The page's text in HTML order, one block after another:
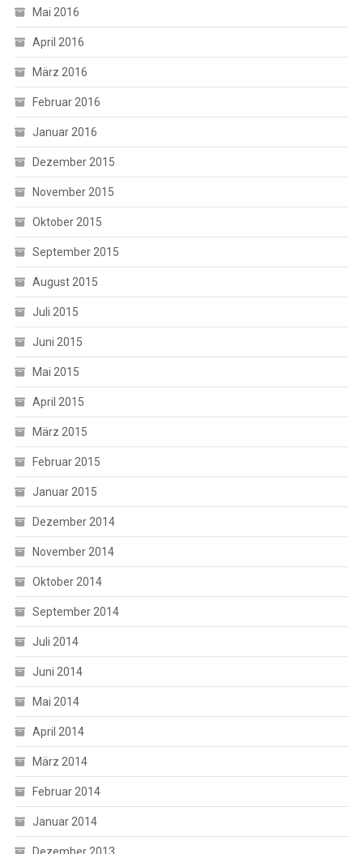
Mai 2016
April 2016
März 2016
Februar 2016
Januar 2016
Dezember 2015
November 2015
Oktober 2015
September 2015
August 2015
Juli 2015
Juni 2015
Mai 2015
April 2015
März 2015
Februar 2015
Januar 2015
Dezember 2014
November 2014
Oktober 2014
September 2014
Juli 2014
Juni 2014
Mai 2014
April 2014
März 2014
Februar 2014
Januar 2014
Dezember 2013